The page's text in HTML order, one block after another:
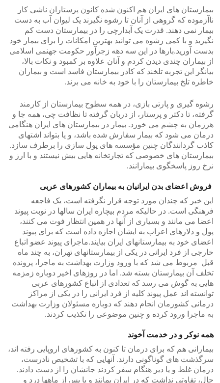
بیمارستان های ایران هم اکنون شده کانون پرستاران ناشی کار
ناآزموده که گروهی از آنان تا رشوه نگیرند یک لیوان آب به دست
بیمار نمی دهند. قدرت یک آبدارچی را در بیمارستان دست کم
نگیرید و با کمی رشوه می توانید بهترین امکانات را برای بیمار خود
بدست آورید.بارها در این سه دهه زجرآور حکومت جهنمی اسلامی
از بیماران چندی دیدن کردم و آنان علاوه بر کمبود و نکات بالا،
بیانگر این تجربه تلخند که کادر بیمارستان فاسد است و بیماران
خاطره تلخ بیمارستان را با خود به خانه می برند.
رشوه گیری و پارتی بازی، در همه سطوح بیمارستان از کارمند
گرفته، تا دکتر و پرستار، از دربان گرفته تا نظافت چی، همه جا و
هرزمان به چشم می خورد. بیمار در بیمارستان های ایران هنگامی
درمان می شود که بیمار سفارش شده باشد، و یا بتواند اشتهای
کاذب گردانندگان چنین مؤسسه های پول سازی را برطرف سازد.
بیمارستان های خصوصی که تجارتخانه هایی بیش نیستند و با ارز و
نرخ روز پاسخگوی بیمارانند.
فروش اعضای بدن ایرانیان به بیماران کشورهای عربی
این خبر که چندان مورد توجه قرار نگرفته است، یک فاجعه
فرهنگی است. در حالیکه مردم بیچاره ایران سالها در نوبت پیوند
اعضا می مانند و بسیاری از آنها در همین انتظار فوت می کنند،
پول و دلارهای اعراب به ایشان اجازه داده است که برای پیوند
اعضای خود به بیمارستانهای ایران بیایند.ماجرای پیوند عضو اتباع
خارجی از فرد ایرانی در یکی از بیمارستانهای تهران، به چند ماه
قبل مربوط می شد که با ورود وزارت بهداشت به ماجرا، پرونده
تخلف آن بیمارستان بسته شد. اما در روزهای اخیر دوباره زمزمه
هایی به گوش می رسد که تعدادی از اتباع کشورهای عربی
توانسته اند عمل پیوند کلیه از فرد ایرانی را در یکی از مراکز
درمانی کشورمان انجام دهند که دوباره مسئولان وزارت بهداشت
به ماجرا ورود کرده و چنین موضوعی را تکذیب کردند.
همه نوکر و در خدمت آخوند
بیمارانی هم که برای درمان تا کنون به کشورهای اروپایی رفته اند،
سرگذشت های گوناگونی دارند. آنهایی که با تشخیص نادرست،
درمان غلط و یا دیر هنگام سفر کردند جانشان را از دست دادند.
حال، تفاوتی نداشت که در ایران بمانند و یا پس از ماهها درد و